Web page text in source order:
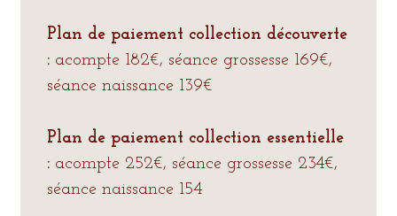
Plan de paiement collection découverte
: acompte 182€, séance grossesse 169€,
séance naissance 139€
Plan de paiement collection essentielle
: acompte 252€, séance grossesse 234€,
séance naissance 154